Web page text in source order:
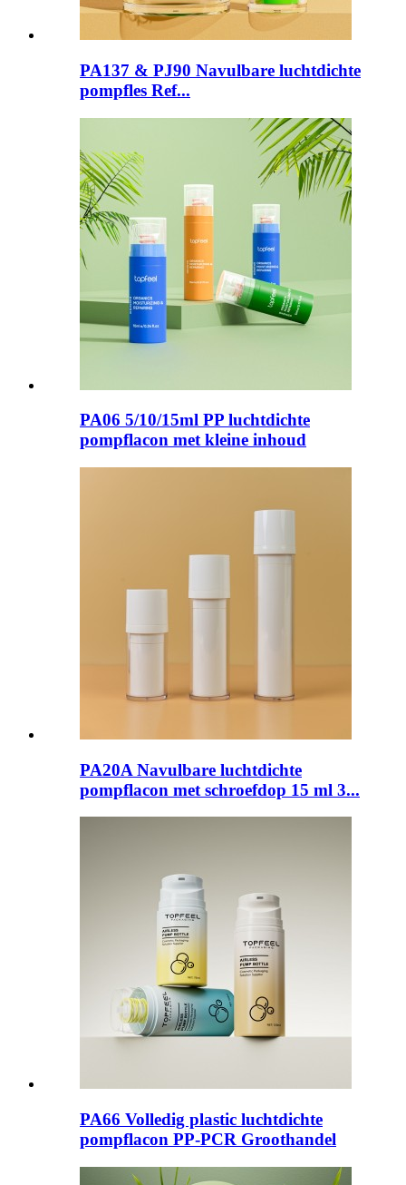
PA137 & PJ90 Navulbare luchtdichte
pompfles Ref...
PA06 5/10/15ml PP luchtdichte
pompflacon met kleine inhoud
PA20A Navulbare luchtdichte
pompflacon met schroefdop 15 ml 3...
PA66 Volledig plastic luchtdichte
pompflacon PP-PCR Groothandel